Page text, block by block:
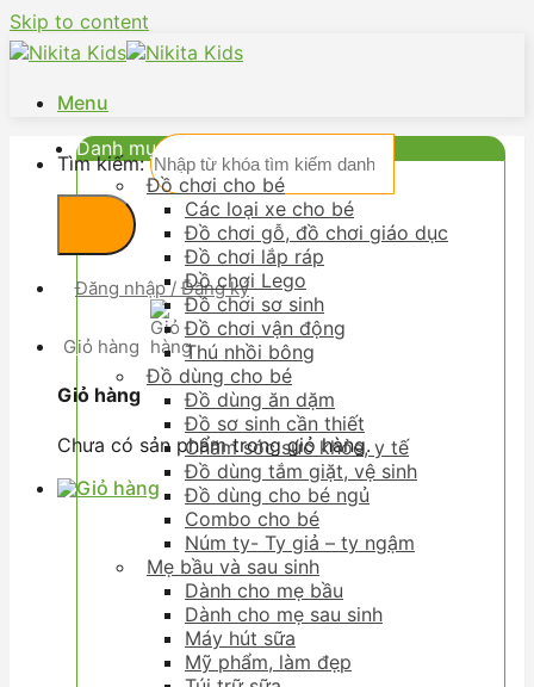
Skip to content
Menu
Tìm kiếm:
Đăng nhập / Đăng ký
Giỏ hàng
Giỏ hàng
Chưa có sản phẩm trong giỏ hàng.
Danh mục
Đồ chơi cho bé
Các loại xe cho bé
Đồ chơi gỗ, đồ chơi giáo dục
Đồ chơi lắp ráp
Đồ chơi Lego
Đồ chơi sơ sinh
Đồ chơi vận động
Thú nhồi bông
Đồ dùng cho bé
Đồ dùng ăn dặm
Đồ sơ sinh cần thiết
Chăm sóc sức khỏe, y tế
Đồ dùng tắm giặt, vệ sinh
Đồ dùng cho bé ngủ
Combo cho bé
Núm ty- Ty giả – ty ngậm
Mẹ bầu và sau sinh
Dành cho mẹ bầu
Dành cho mẹ sau sinh
Máy hút sữa
Mỹ phẩm, làm đẹp